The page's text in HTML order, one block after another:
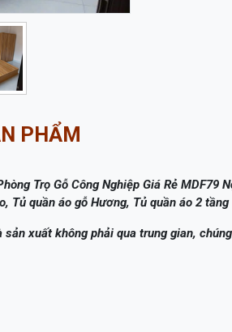
PHẨM
Trọ Gỗ Công Nghiệp Giá Rẻ MDF79
Tủ quần áo gỗ Hương, Tủ quần áo 2 tầng
sản xuất không phải qua trung gian,